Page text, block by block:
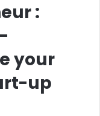
:
your
up